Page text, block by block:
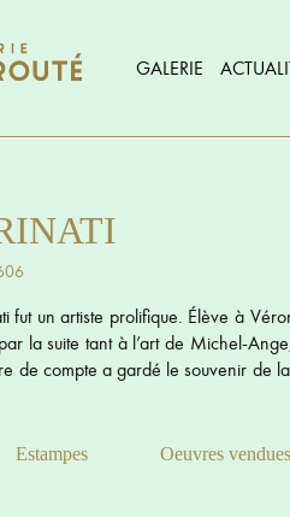
GALERIE
fut un artiste prolifique. Élève à
la suite tant à l’art de Michel-
de compte a gardé le souvenir de
Estampes Oeuvres vendues